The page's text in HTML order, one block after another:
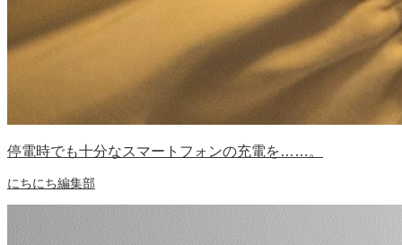
停電時でも十分なスマートフォンの充電を……。
にちにち編集部